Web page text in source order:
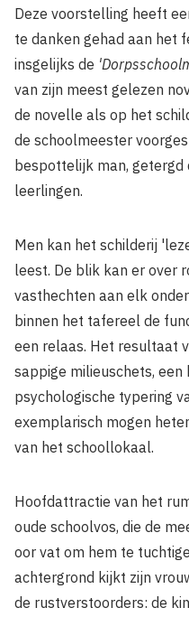
Deze voorstelling heeft
te danken gehad aan het
insgelijks de
van zijn meest gelezen
de novelle als op het
de schoolmeester
bespottelijk man, getergd
leerlingen.
Men kan het schilderij
leest. De blik kan er over
vasthechten aan elk
binnen het tafereel de
een relaas. Het resultaat
sappige milieuschets,
psychologische typering
exemplarisch mogen
van het schoollokaal.
Hoofdattractie van het
oude schoolvos, die de
oor vat om hem te
achtergrond kijkt zijn
de rustverstoorders: de